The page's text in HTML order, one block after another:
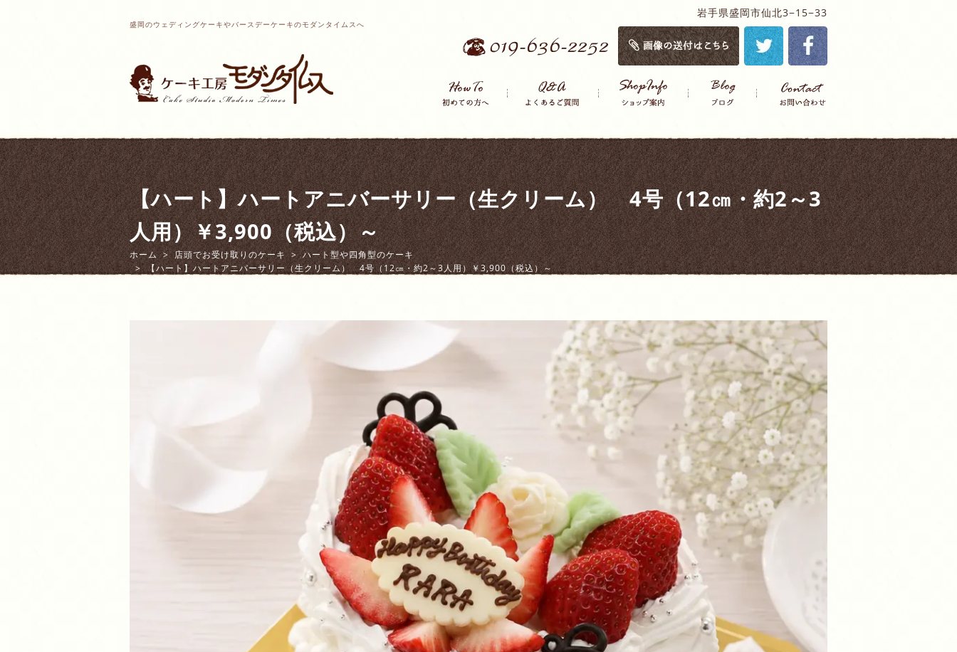
盛岡のウェディングケーキやバースデーケーキのモダンタイムスへ
岩手県盛岡市仙北3−15−33
【ハート】ハートアニバーサリー（生クリーム） 4号（12㎝・約2～3
人用）￥3,900（税込）～
ホーム 店頭でお受け取りのケーキ
ハート型や四角型のケーキ
【ハート】ハートアニバーサリー（生クリーム） 4号（12㎝・約2～3人用）￥3,900（税込）～